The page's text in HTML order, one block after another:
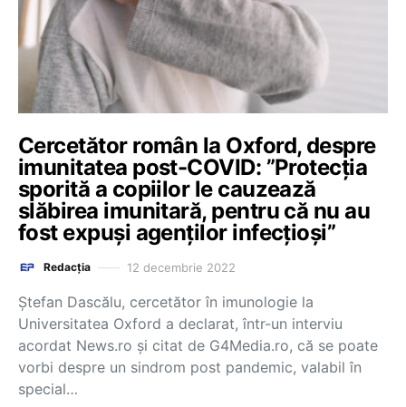
Cercetător român la Oxford, despre
imunitatea post-COVID: ”Protecția
sporită a copiilor le cauzează
slăbirea imunitară, pentru că nu au
fost expuși agenților infecțioși”
Redacția 12 decembrie 2022
Ştefan Dascălu, cercetător în imunologie la
Universitatea Oxford a declarat, într-un interviu
acordat News.ro și citat de G4Media.ro, că se poate
vorbi despre un sindrom post pandemic, valabil în
special…